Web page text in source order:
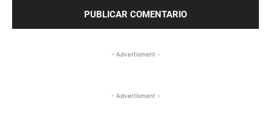
- Advertisment -
- Advertisment -